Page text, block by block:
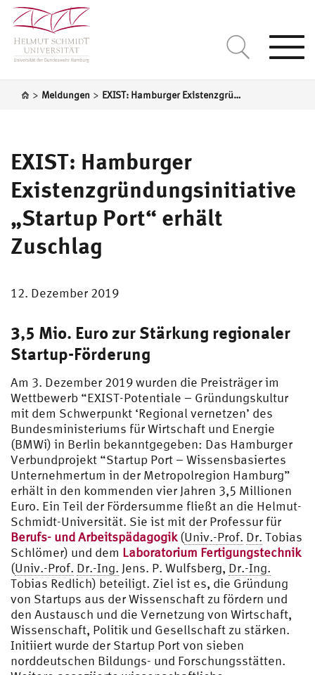
> Meldungen > EXIST: Hamburger Existenzgründungsinitiative „Startup Port“ erhält Zuschlag
EXIST: Hamburger
Existenzgründungsinitiative
„Startup Port“ erhält
Zuschlag
12. Dezember 2019
3,5 Mio. Euro zur Stärkung regionaler
Startup-Förderung
Am 3. Dezember 2019 wurden die Preisträger im
Wettbewerb “EXIST-Potentiale – Gründungskultur
mit dem Schwerpunkt ‘Regional vernetzen’ des
Bundesministeriums für Wirtschaft und Energie
(BMWi) in Berlin bekanntgegeben: Das Hamburger
Verbundprojekt “Startup Port – Wissensbasiertes
Unternehmertum in der Metropolregion Hamburg”
erhält in den kommenden vier Jahren 3,5 Millionen
Euro. Ein Teil der Fördersumme fließt an die Helmut-
Schmidt-Universität. Sie ist mit der Professur für
Berufs- und Arbeitspädagogik(Univ.-Prof. Dr. Tobias
Schlömer) und dem Laboratorium Fertigungstechnik
(Univ.-Prof. Dr.-Ing. Jens. P. Wulfsberg, Dr.-Ing.
Tobias Redlich) beteiligt. Ziel ist es, die Gründung
von Startups aus der Wissenschaft zu fördern und
den Austausch und die Vernetzung von Wirtschaft,
Wissenschaft, Politik und Gesellschaft zu stärken.
Initiiert wurde der Startup Port von sieben
norddeutschen Bildungs- und Forschungsstätten.